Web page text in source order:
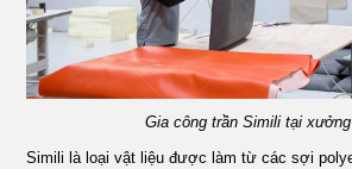
Gia công trần Simili tại
Simili là loại vật liệu được làm từ các sợi